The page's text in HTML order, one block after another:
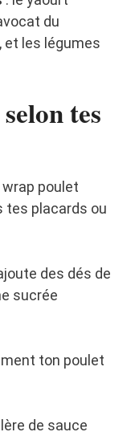
du
et les légumes
tes
poulet
tes placards ou
des dés de
sucrée
ton poulet
de sauce